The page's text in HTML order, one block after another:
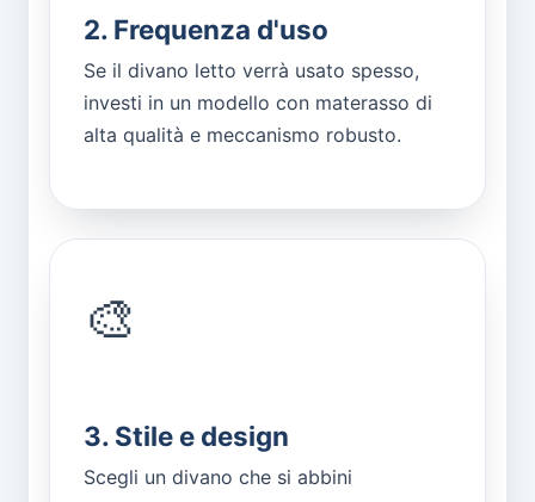
2. Frequenza d'uso
Se il divano letto verrà usato spesso,
investi in un modello con materasso di
alta qualità e meccanismo robusto.
🎨
3. Stile e design
Scegli un divano che si abbini